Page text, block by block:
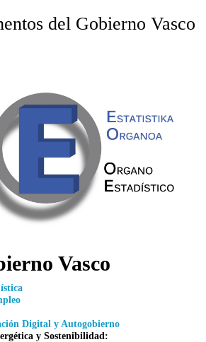
del Gobierno Vasco
Vasco
Digital y Autogobierno
y Sostenibilidad: